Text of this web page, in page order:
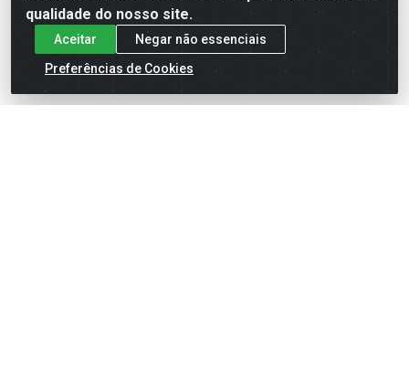
qualidade do nosso site.
Aceitar
Negar não essenciais
Preferências de Cookies